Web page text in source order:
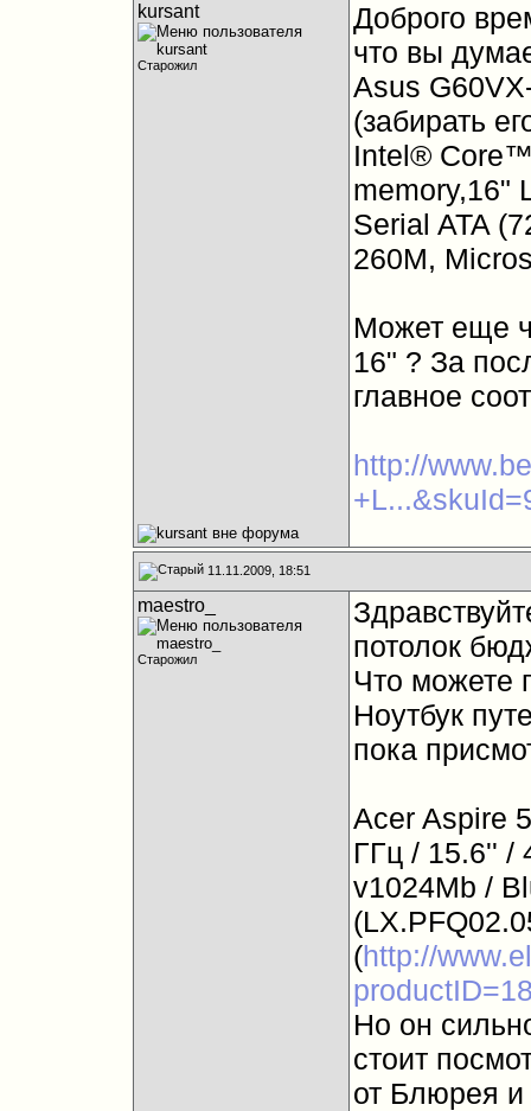
kursant
Старожил
Доброго
что вы
Asus
(забирать
Intel®
memory,16"
Serial ATA
260M,
Может еще
16" ? За
главное
http://
11.11.2009, 18:51
maestro_
Старожил
потолок
Что можете
Ноутбук
пока
Acer Aspire
ГГц / 15.6'' /
v1024Mb /
(http://
Но он
стоит
от Блюрея и